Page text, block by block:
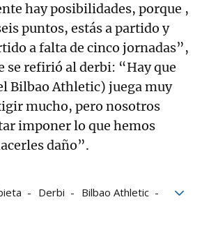
hay posibilidades, porque ,
puntos, estás a partido y
a falta de cinco jornadas”,
se refirió al derbi: “Hay que
Bilbao Athletic) juega muy
mucho, pero nosotros
imponer lo que hemos
daño”.
Derbi
Bilbao Athletic